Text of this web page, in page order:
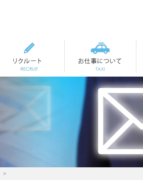
リクルート お仕事について